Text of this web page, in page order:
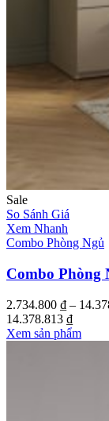
Sale
So Sánh Giá
Xem Nhanh
Combo Phòng Ngủ
Combo Phòng
2.734.800 ₫ –
14.378.813 ₫
Xem sản phẩm